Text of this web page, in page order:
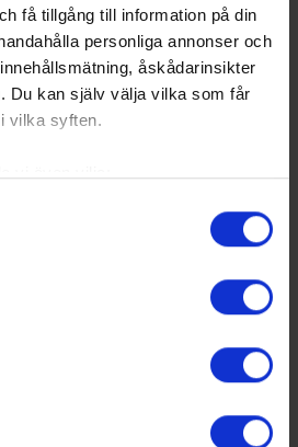
få tillgång till information på din
personliga annonser och
åskådarinsikter
Du kan själv välja vilka som får
vilka syften.
på upp till flera meter
dina personliga uppgifter
ditt samtycke när som
säsongen 2026/2027:
nekas elitlicens,
Licensnämnden för SHL,